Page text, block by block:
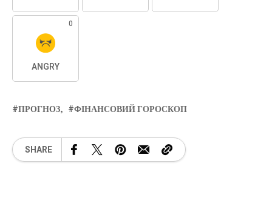
0
ANGRY
ПРОГНОЗ ФІНАНСОВИЙ ГОРОСКОП
SHARE